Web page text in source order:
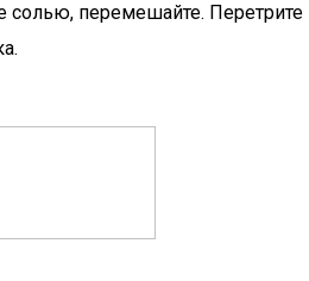
солью, перемешайте. Перетрите